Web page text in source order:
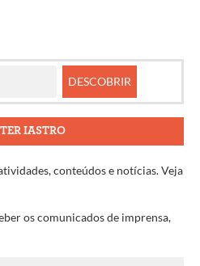
IASTRO
conteúdos e notícias. Veja
os comunicados de imprensa,